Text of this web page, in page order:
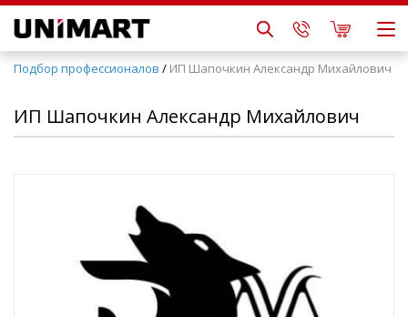
Подбор профессионалов / ИП Шапочкин Александр Михайлович
ИП Шапочкин Александр Михайлович